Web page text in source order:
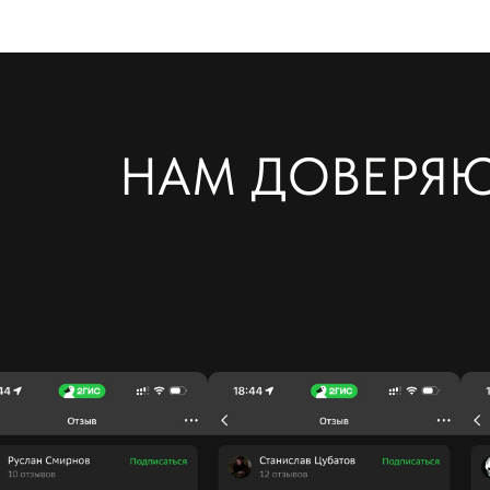
НАМ